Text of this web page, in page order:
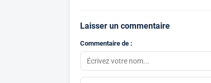
Laisser un commentaire
Commentaire de :